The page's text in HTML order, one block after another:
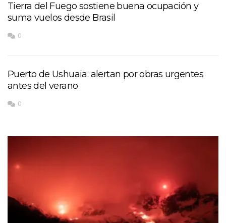
Tierra del Fuego sostiene buena ocupación y
suma vuelos desde Brasil
0
Puerto de Ushuaia: alertan por obras urgentes
antes del verano
0